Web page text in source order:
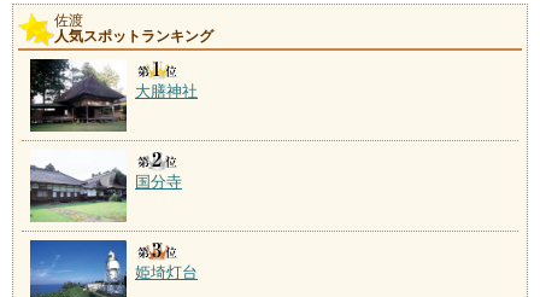
佐渡
人気スポットランキング
大膳神社
国分寺
姫埼灯台